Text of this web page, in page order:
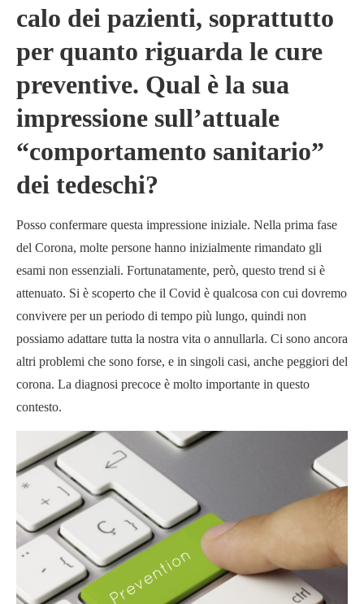
calo dei pazienti, soprattutto
per quanto riguarda le cure
preventive. Qual è la sua
impressione sull’attuale
“comportamento sanitario”
dei tedeschi?
Posso confermare questa impressione iniziale. Nella prima fase
del Corona, molte persone hanno inizialmente rimandato gli
esami non essenziali. Fortunatamente, però, questo trend si è
attenuato. Si è scoperto che il Covid è qualcosa con cui dovremo
convivere per un periodo di tempo più lungo, quindi non
possiamo adattare tutta la nostra vita o annullarla. Ci sono ancora
altri problemi che sono forse, e in singoli casi, anche peggiori del
corona. La diagnosi precoce è molto importante in questo
contesto.